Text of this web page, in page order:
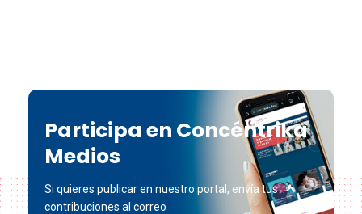
Participa en Concéntrika
Medios
Si quieres publicar en nuestro portal, envía tus
contribuciones al correo